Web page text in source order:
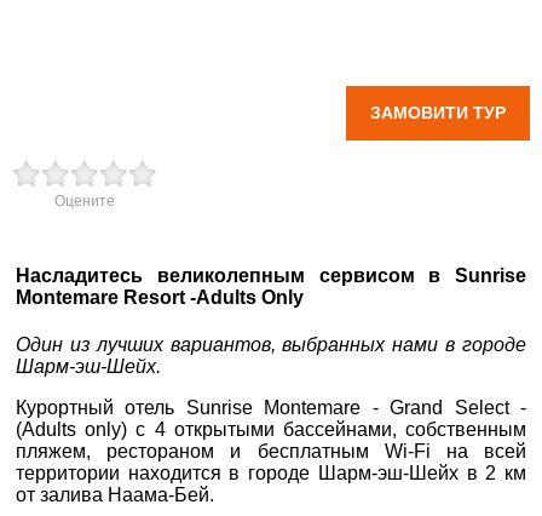
вул. Старокозацька
+38 (067) 180-32-43,
Пн. - Пт. 9:00 - 18:00
Запоріжжя
пр. Соборний 216
ЗАМОВИТИ ТУР
Оцените
Насладитесь великолепным сервисом в Sunrise
Montemare Resort -Adults Only
Один из лучших вариантов, выбранных нами в городе
Шарм-эш-Шейх.
Курортный отель Sunrise Montemare - Grand Select -
(Adults only) с 4 открытыми бассейнами, собственным
пляжем, рестораном и бесплатным Wi-Fi на всей
территории находится в городе Шарм-эш-Шейх в 2 км
от залива Наама-Бей.
E-MAIL
*ТЕЛЕФОН